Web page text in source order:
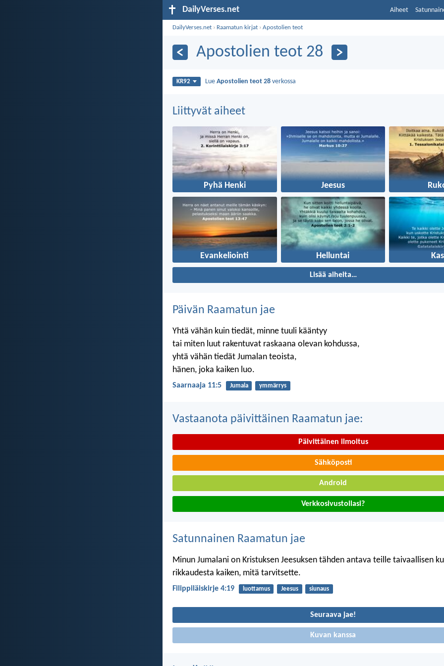
DailyVerses.net Aiheet
DailyVerses.net › Raamatun kirjat ›Apostolien teot
Apostolien teot 28
KR92 LueApostolien teot 28 verkossa
Liittyvät aiheet
Pyhä Henki Jeesus
Evankeliointi Helluntai
Lisää aiheita…
Päivän Raamatun jae
Yhtä vähän kuin tiedät, minne tuuli kääntyy
tai miten luut rakentuvat raskaana olevan kohdussa,
yhtä vähän tiedät Jumalan teoista,
hänen, joka kaiken luo.
Saarnaaja 11:5 Jumala ymmärrys
Vastaanota päivittäinen Raamatun jae:
Päivittäinen ilmoitus
Sähköposti
Android
Verkkosivustollasi?
Satunnainen Raamatun jae
Minun Jumalani on Kristuksen Jeesuksen tähden antava teille taivaallisen
rikkaudesta kaiken, mitä tarvitsette.
Filippiläiskirje 4:19 luottamus Jeesus siunaus
Seuraava jae!
Kuvan kanssa